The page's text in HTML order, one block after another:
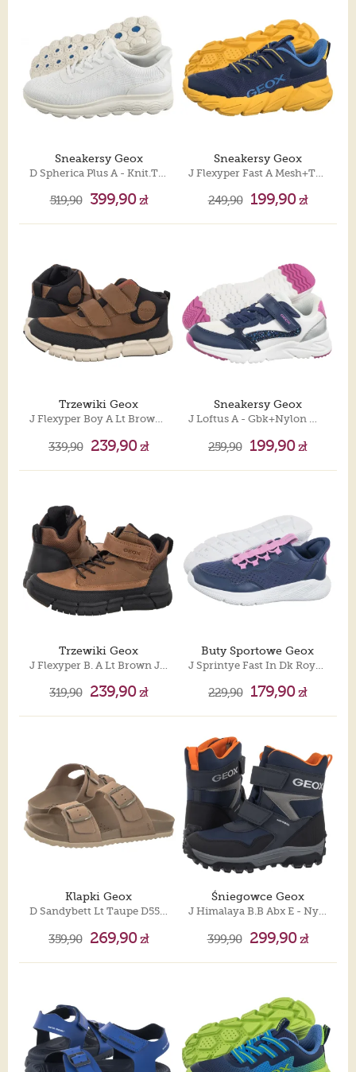
Sneakersy Geox
D Spherica Plus A - Knit.Te+Sy White D557MA 06KBC C1000
519,90 399,90zł
Sneakersy Geox
J Flexyper Fast A Mesh+Trans Navy/Yellow J55N5A 0149J C0657
249,90 199,90zł
Trzewiki Geox
J Flexyper Boy A Lt Brown J569BA 0ME32 C6002
339,90 239,90zł
Sneakersy Geox
J Loftus A - Gbk+Nylon White/Dk Royal J46M2A 0FU54 C1Z4R
259,90 199,90zł
Trzewiki Geox
J Flexyper B. A Lt Brown J369BA 0CLFU C6002
319,90 239,90zł
Buty Sportowe Geox
J Sprintye Fast In Dk Royal/Dk Pink J65NTA 01454 C4R8F
229,90 179,90zł
Klapki Geox
D Sandybett Lt Taupe D558RA 00022 C6738
359,90 269,90zł
Śniegowce Geox
J Himalaya B.B Abx E - Nyl+Dbk Navy J46FRE 0FU50 C0659
399,90 299,90zł